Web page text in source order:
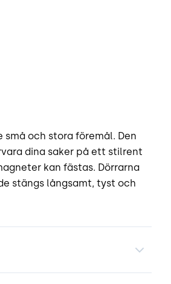
och stora föremål. Den
dina saker på ett stilrent
kan fästas. Dörrarna
stängs långsamt, tyst och